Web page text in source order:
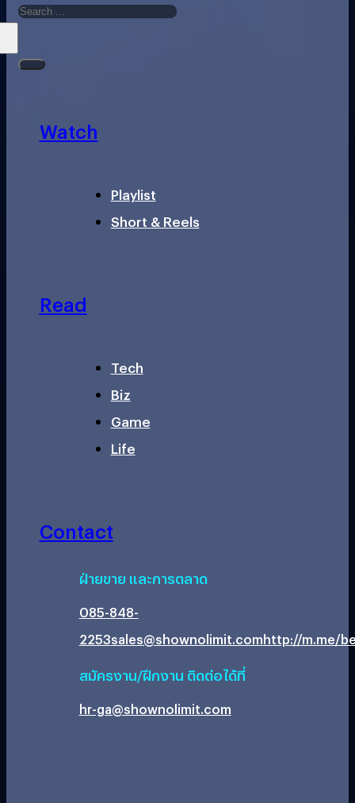
Watch
Playlist
Short & Reels
Read
Tech
Biz
Game
Life
Contact
ฝ่ายขาย และการตลาด
085-848-
2253sales@shownolimit.comhttp://m.me/
สมัครงาน/ฝึกงาน ติดต่อได้ที่
hr-ga@shownolimit.com